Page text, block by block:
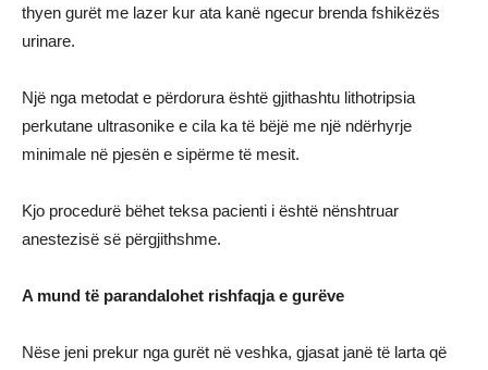
thyen gurët me lazer kur ata kanë ngecur brenda fshikëzës
urinare.
Një nga metodat e përdorura është gjithashtu lithotripsia
perkutane ultrasonike e cila ka të bëjë me një ndërhyrje
minimale në pjesën e sipërme të mesit.
Kjo procedurë bëhet teksa pacienti i është nënshtruar
anestezisë së përgjithshme.
A mund të parandalohet rishfaqja e gurëve
Nëse jeni prekur nga gurët në veshka, gjasat janë të larta që